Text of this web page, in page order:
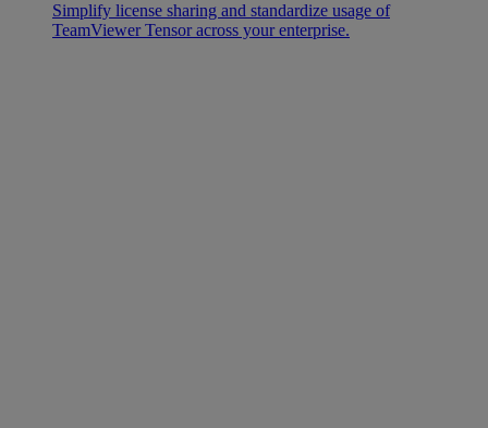
Simplify license sharing and standardize usage of
TeamViewer Tensor across your enterprise.